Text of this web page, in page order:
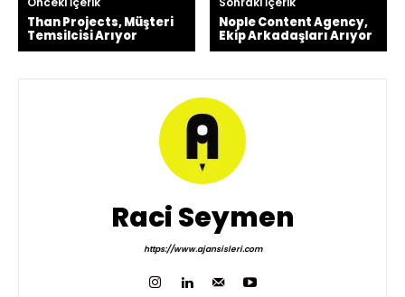
Than Projects, Müşteri
Temsilcisi Arıyor
Nople Content Agency,
Ekip Arkadaşları Arıyor
Raci Seymen
https://www.ajansisleri.com